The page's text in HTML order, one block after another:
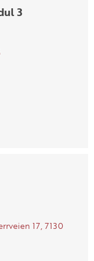
3
17, 7130